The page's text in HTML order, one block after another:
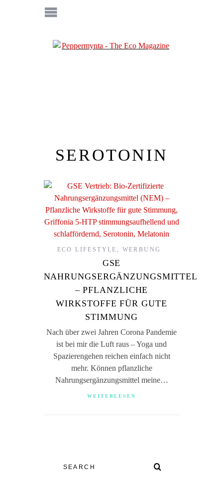
SEROTONIN
ECO LIFESTYLE , WERBUNG
GSE
NAHRUNGSERGÄNZUNGSMITTEL
– PFLANZLICHE
WIRKSTOFFE FÜR GUTE
STIMMUNG
Nach über zwei Jahren Corona Pandemie
ist bei mir die Luft raus – Yoga und
Spazierengehen reichen einfach nicht
mehr. Können pflanzliche
Nahrungsergänzungsmittel meine…
WEITERLESEN